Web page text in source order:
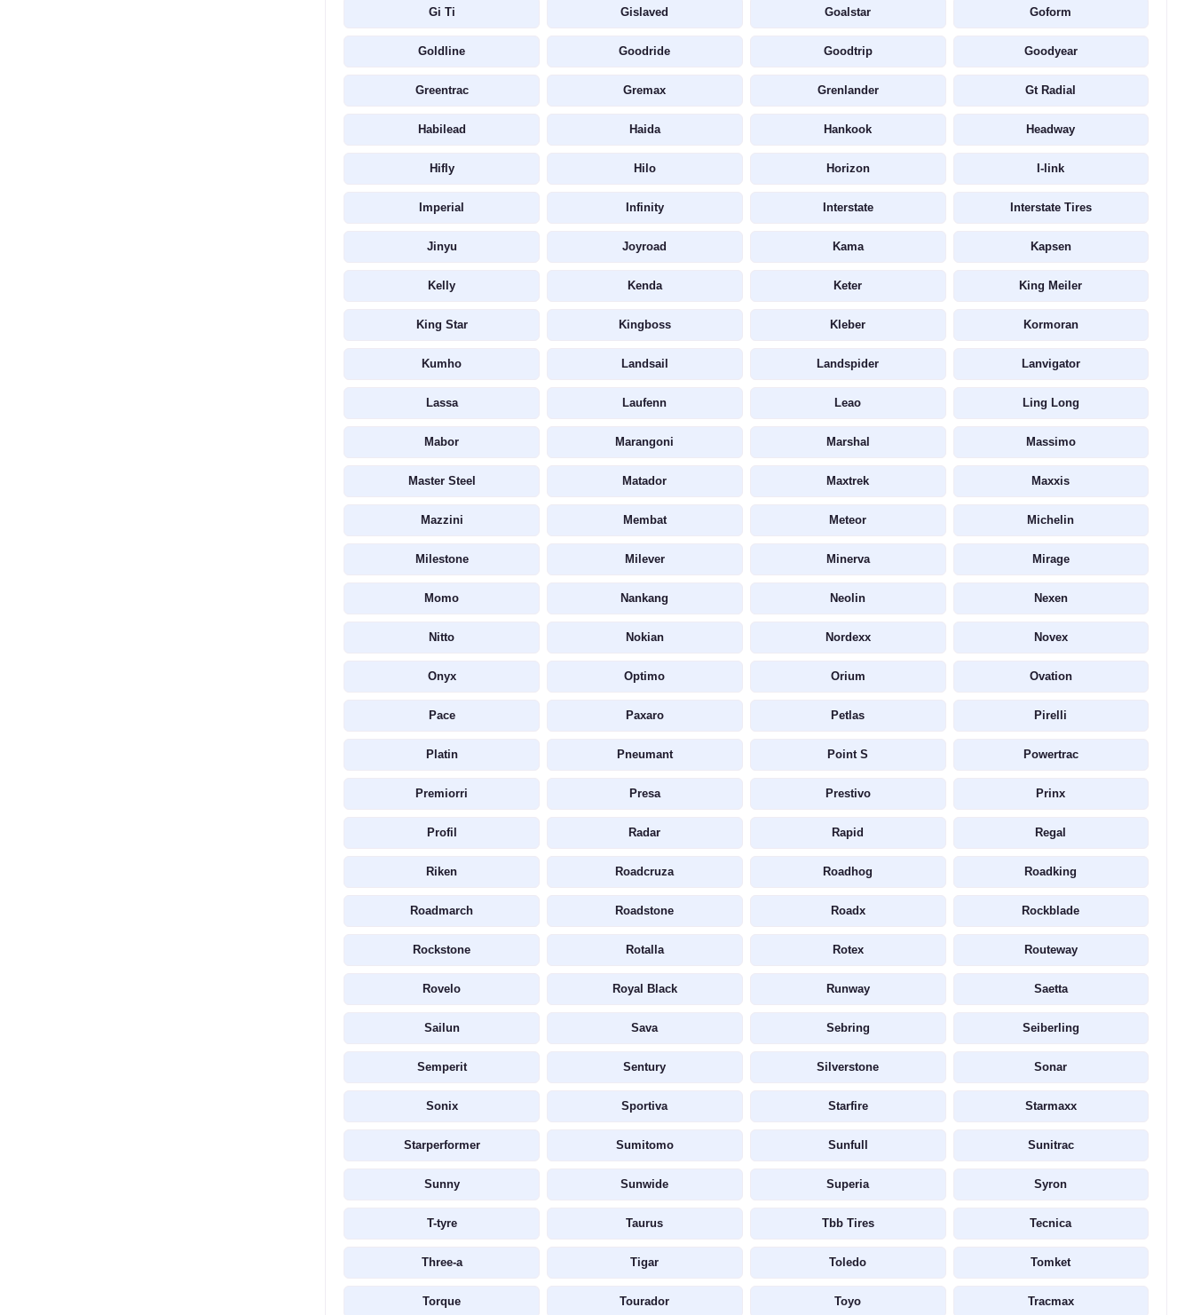
Gi Ti Gislaved Goalstar Goform
Goldline Goodride Goodtrip Goodyear
Greentrac Gremax Grenlander Gt Radial
Habilead Haida Hankook Headway
Hifly Hilo Horizon I-link
Imperial Infinity Interstate Interstate Tires
Jinyu Joyroad Kama Kapsen
Kelly Kenda Keter King Meiler
King Star Kingboss Kleber Kormoran
Kumho Landsail Landspider Lanvigator
Lassa Laufenn Leao Ling Long
Mabor Marangoni Marshal Massimo
Master Steel Matador Maxtrek Maxxis
Mazzini Membat Meteor Michelin
Milestone Milever Minerva Mirage
Momo Nankang Neolin Nexen
Nitto Nokian Nordexx Novex
Onyx Optimo Orium Ovation
Pace Paxaro Petlas Pirelli
Platin Pneumant Point S Powertrac
Premiorri Presa Prestivo Prinx
Profil Radar Rapid Regal
Riken Roadcruza Roadhog Roadking
Roadmarch Roadstone Roadx Rockblade
Rockstone Rotalla Rotex Routeway
Rovelo Royal Black Runway Saetta
Sailun Sava Sebring Seiberling
Semperit Sentury Silverstone Sonar
Sonix Sportiva Starfire Starmaxx
Starperformer Sumitomo Sunfull Sunitrac
Sunny Sunwide Superia Syron
T-tyre Taurus Tbb Tires Tecnica
Three-a Tigar Toledo Tomket
Torque Tourador Toyo Tracmax